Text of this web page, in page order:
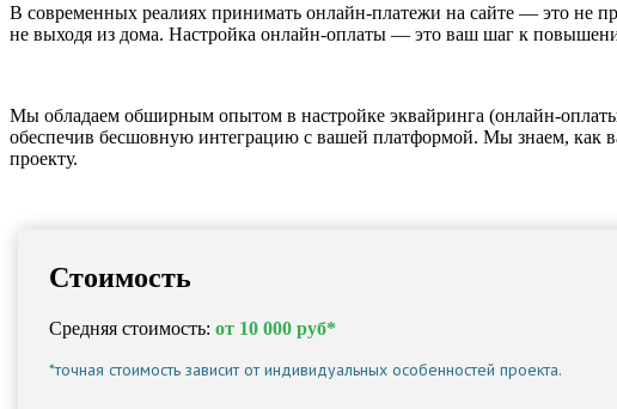
В современных реалиях принимать онлайн-платежи на сайте — это не
не выходя из дома. Настройка онлайн-оплаты — это ваш шаг к
Мы обладаем обширным опытом в настройке эквайринга (онлайн-
обеспечив бесшовную интеграцию с вашей платформой. Мы знаем, как
проекту.
Стоимость
Средняя стоимость:от 10 000 руб*
*точная стоимость зависит от индивидуальных особенностей проекта.